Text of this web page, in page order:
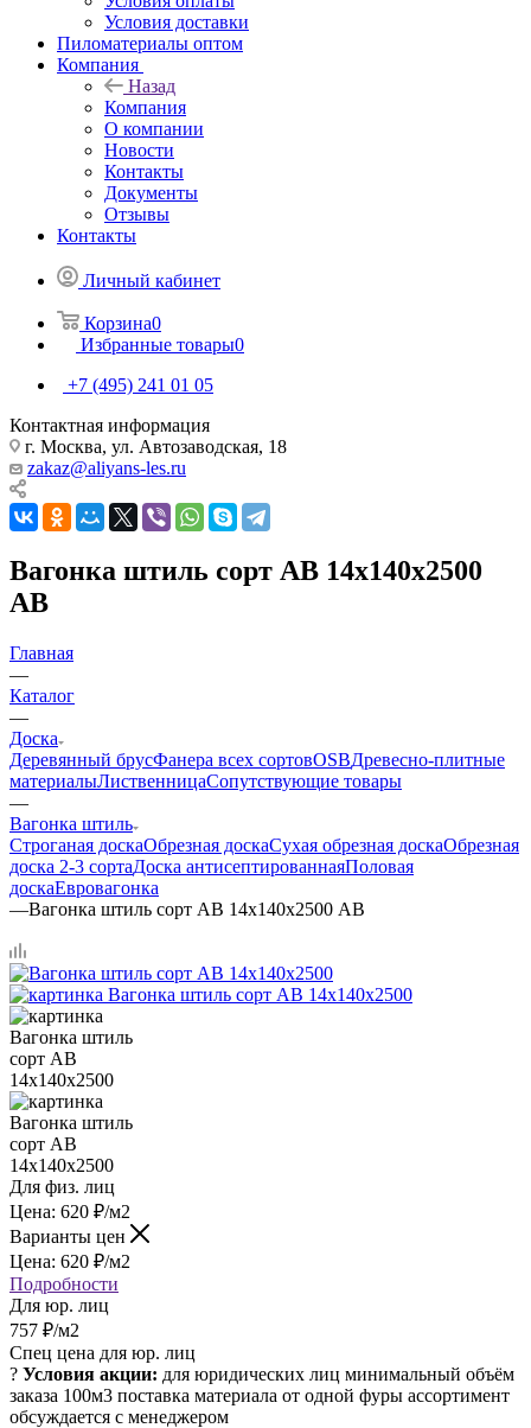
Условия доставки
Пиломатериалы оптом
Компания
Назад
Компания
О компании
Новости
Контакты
Документы
Отзывы
Контакты
Личный кабинет
Корзина0
Избранные товары0
+7 (495) 241 01 05
Контактная информация
г. Москва, ул. Автозаводская, 18
zakaz@aliyans-les.ru
Вагонка штиль сорт AB 14х140х2500
AB
Главная
—
Каталог
—
Доска
Деревянный брусФанера всех сортовOSBДревесно-плитные
материалыЛиственницаСопутствующие товары
—
Вагонка штиль
Строганая доскаОбрезная доскаСухая обрезная доскаОбрезная
доска 2-3 сортаДоска антисептированнаяПоловая
доскаЕвровагонка
—Вагонка штиль сорт AB 14х140х2500 AB
Для физ. лиц
Цена: 620 ₽/м2
Варианты цен
Цена: 620 ₽/м2
Подробности
Для юр. лиц
757 ₽/м2
Спец цена для юр. лиц
? Условия акции: для юридических лиц минимальный объём
заказа 100м3 поставка материала от одной фуры ассортимент
обсуждается с менеджером